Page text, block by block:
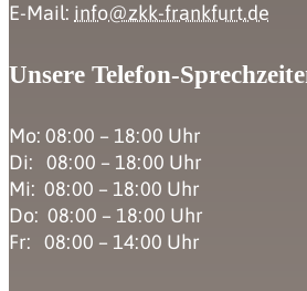
E-Mail: info@zkk-frankfurt.de
Unsere Telefon-
Mo: 08:00 – 18:00 Uhr
Di: 08:00 – 18:00 Uhr
Mi: 08:00 – 18:00 Uhr
Do: 08:00 – 18:00 Uhr
Fr: 08:00 – 14:00 Uhr